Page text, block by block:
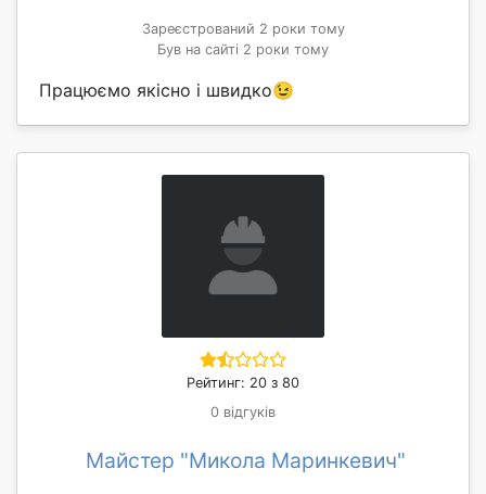
Зареєстрований 2 роки тому
Був на сайті 2 роки тому
Працюємо якісно і швидко😉
Рейтинг: 20 з 80
0 відгуків
Майстер "Микола Маринкевич"